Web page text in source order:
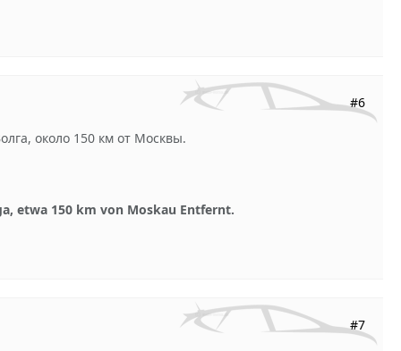
#6
около 150 км от Москвы.
etwa 150 km von Moskau Entfernt.
#7